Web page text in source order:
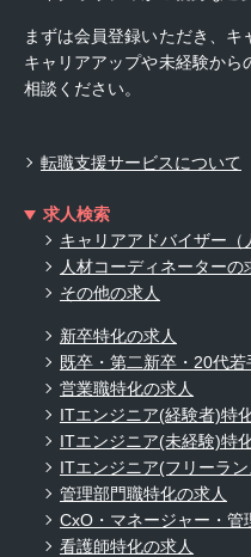
まずは会員登録いただき、
キャリアアップや未経験か
相談ください。
転職支援サービスについて
求人検索
キャリアアドバイザー（
人材コーディネーターの
その他の求人
新卒特化の求人
既卒・第二新卒・20代若
営業職特化の求人
ITエンジニア(経験者)特
ITエンジニア(未経験)特
ITエンジニア(フリーラ
管理部門職特化の求人
CxO・マネージャー・管
看護師特化の求人